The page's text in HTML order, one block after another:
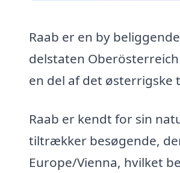
Raab er en by
delstaten
en del af det
Raab er kendt for sin
tiltrækker besøgende,
Europe/Vienna, hvilket